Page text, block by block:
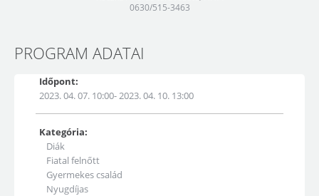
0630/515-3463
PROGRAM ADATAI
Időpont:
2023. 04. 07. 10:00- 2023. 04. 10. 13:00
Kategória:
Diák
Fiatal felnőtt
Gyermekes család
Nyugdíjas